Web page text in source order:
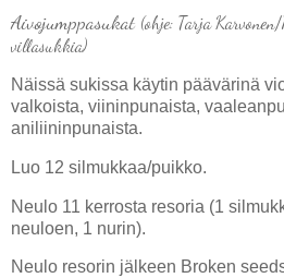
Aivojumppasukat (ohje: Tarja
villasukkia)
Näissä sukissa käytin päävärinä
valkoista, viininpunaista,
aniliininpunaista.
Luo 12 silmukkaa/puikko.
Neulo 11 kerrosta resoria (1
neuloen, 1 nurin).
Neulo resorin jälkeen Broken